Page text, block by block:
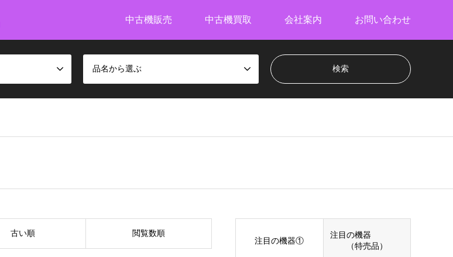
中古機販売 中古機買取 会社案内 お問い合わせ
品名から選ぶ
古い順 閲覧数順
注目の機器①
注目の機器
（特売品）